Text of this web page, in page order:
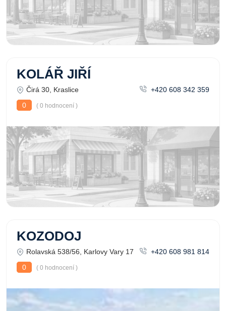
KOLÁŘ JIŘÍ
Čirá 30, Kraslice
+420 608 342 359
0
( 0 hodnocení )
KOZODOJ
Rolavská 538/56, Karlovy Vary 17
+420 608 981 814
0
( 0 hodnocení )